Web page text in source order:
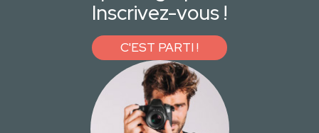
Inscrivez-vous !
C'EST PARTI !